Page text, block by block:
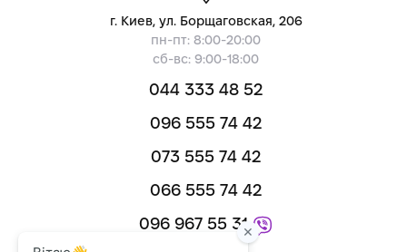
г. Киев, ул. Борщаговская, 206
пн-пт: 8:00-20:00
сб-вс: 9:00-18:00
044 333 48 52
096 555 74 42
073 555 74 42
066 555 74 42
096 967 55 31